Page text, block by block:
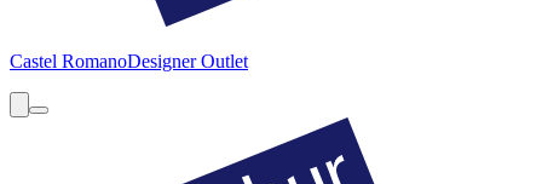
Castel RomanoDesigner Outlet